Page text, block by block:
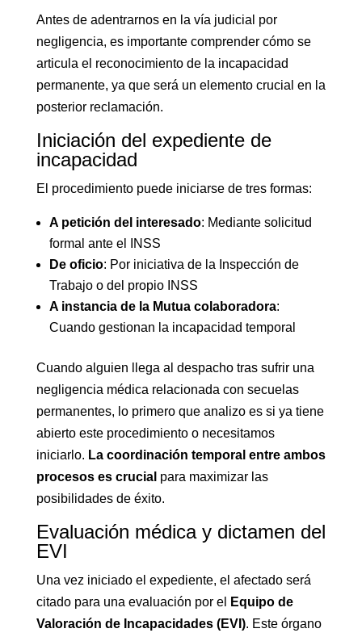
Antes de adentrarnos en la vía judicial por
negligencia, es importante comprender cómo se
articula el reconocimiento de la incapacidad
permanente, ya que será un elemento crucial en la
posterior reclamación.
Iniciación del expediente de
incapacidad
El procedimiento puede iniciarse de tres formas:
A petición del interesado: Mediante solicitud
formal ante el INSS
De oficio: Por iniciativa de la Inspección de
Trabajo o del propio INSS
A instancia de la Mutua colaboradora:
Cuando gestionan la incapacidad temporal
Cuando alguien llega al despacho tras sufrir una
negligencia médica relacionada con secuelas
permanentes, lo primero que analizo es si ya tiene
abierto este procedimiento o necesitamos
iniciarlo. La coordinación temporal entre ambos
procesos es crucial para maximizar las
posibilidades de éxito.
Evaluación médica y dictamen del
EVI
Una vez iniciado el expediente, el afectado será
citado para una evaluación por el
Equipo de
Valoración de Incapacidades (EVI). Este órgano